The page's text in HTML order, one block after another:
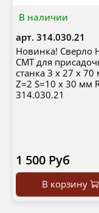
В наличии
арт. 314.030.21
Новинка! Сверло
CMT для
станка 3 x 27 x 70
Z=2 S=10 x 30 мм
314.030.21
1 500 Руб
В корзину